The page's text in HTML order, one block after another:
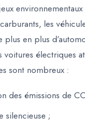
les
plus en plus
voitures électriques
sont nombreux :
des émissions de
silencieuse ;